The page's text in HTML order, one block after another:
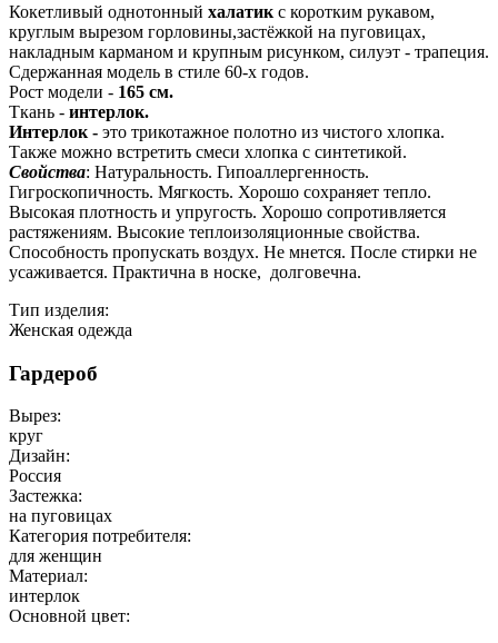
Кокетливый однотонный халатик с коротким рукавом,
круглым вырезом горловины,застёжкой на пуговицах,
накладным карманом и крупным рисунком, силуэт - трапеция.
Сдержанная модель в стиле 60-х годов.
Рост модели - 165 см.
Ткань - интерлок.
Интерлок - это трикотажное полотно из чистого хлопка.
Также можно встретить смеси хлопка с синтетикой.
Свойства: Натуральность. Гипоаллергенность.
Гигроскопичность. Мягкость. Хорошо сохраняет тепло.
Высокая плотность и упругость. Хорошо сопротивляется
растяжениям. Высокие теплоизоляционные свойства.
Способность пропускать воздух. Не мнется. После стирки не
усаживается. Практична в носке, долговечна.
Тип изделия:
Женская одежда
Гардероб
Вырез:
круг
Дизайн:
Россия
Застежка:
на пуговицах
Категория потребителя:
для женщин
Материал:
интерлок
Основной цвет: